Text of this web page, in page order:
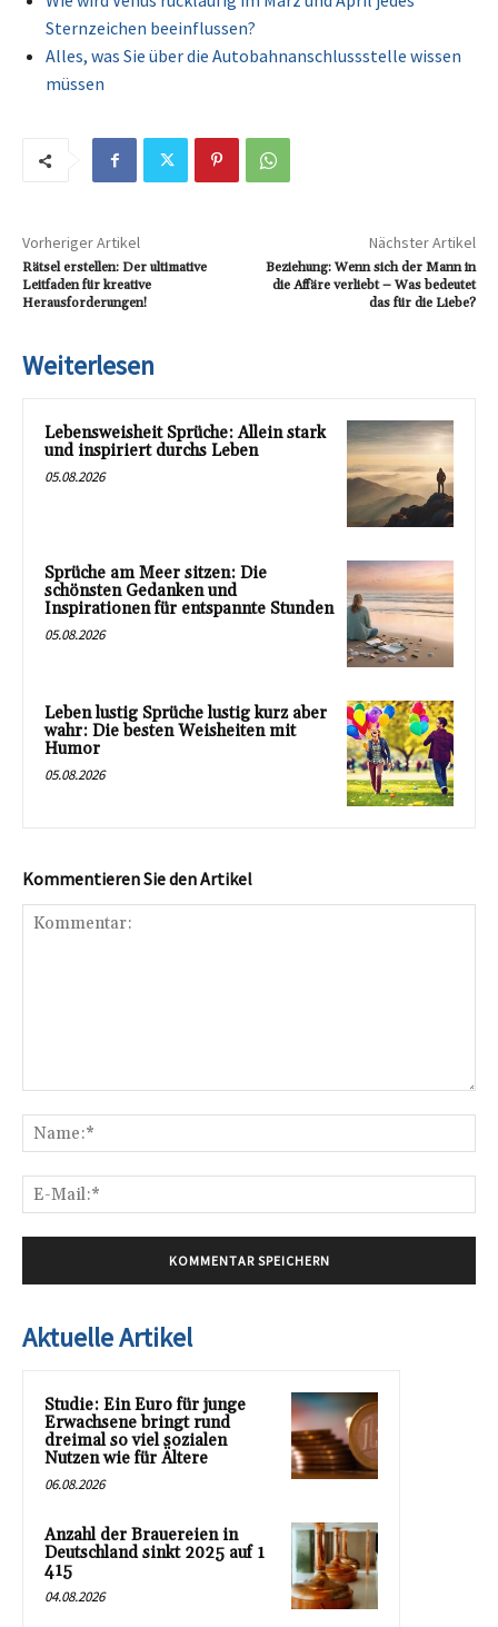
Sternzeichen beeinflussen?
Alles, was Sie über die Autobahnanschlussstelle wissen
müssen
Vorheriger Artikel
Rätsel erstellen: Der ultimative
Leitfaden für kreative
Herausforderungen!
Nächster Artikel
Beziehung: Wenn sich der Mann in
die Affäre verliebt – Was bedeutet
das für die Liebe?
Weiterlesen
Lebensweisheit Sprüche: Allein stark
und inspiriert durchs Leben
05.08.2026
Sprüche am Meer sitzen: Die
schönsten Gedanken und
Inspirationen für entspannte Stunden
05.08.2026
Leben lustig Sprüche lustig kurz aber
wahr: Die besten Weisheiten mit
Humor
05.08.2026
Kommentieren Sie den Artikel
Aktuelle Artikel
Studie: Ein Euro für junge
Erwachsene bringt rund
dreimal so viel sozialen
Nutzen wie für Ältere
06.08.2026
Anzahl der Brauereien in
Deutschland sinkt 2025 auf 1
415
04.08.2026